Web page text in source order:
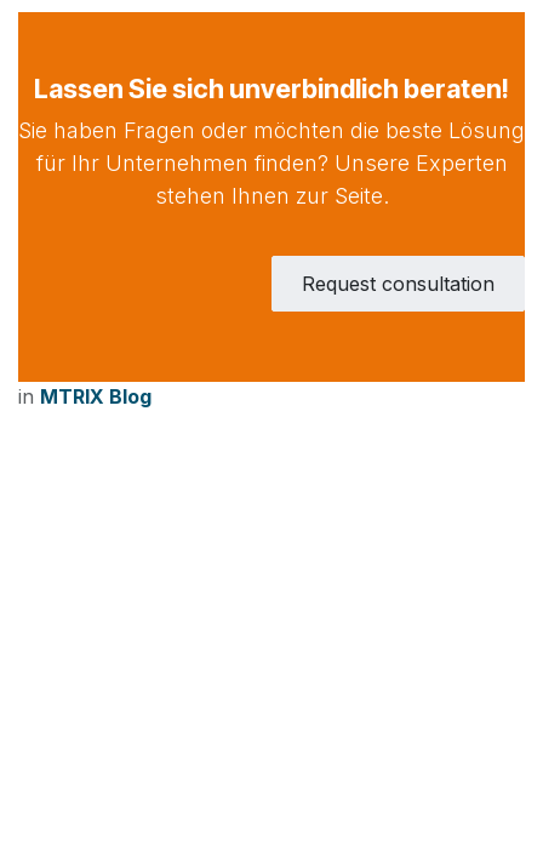
Lassen Sie sich unverbindlich beraten!
Sie haben Fragen oder möchten die beste Lösung
für Ihr Unternehmen finden? Unsere Experten
stehen Ihnen zur Seite.
Request consultation
in MTRIX Blog